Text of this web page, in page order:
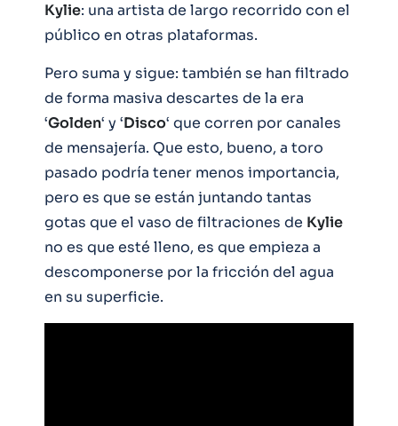
Kylie: una artista de largo recorrido con el
público en otras plataformas.
Pero suma y sigue: también se han filtrado
de forma masiva descartes de la era
‘Golden‘ y ‘Disco‘ que corren por canales
de mensajería. Que esto, bueno, a toro
pasado podría tener menos importancia,
pero es que se están juntando tantas
gotas que el vaso de filtraciones de Kylie
no es que esté lleno, es que empieza a
descomponerse por la fricción del agua
en su superficie.